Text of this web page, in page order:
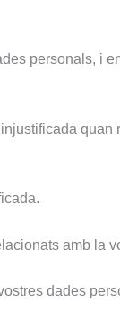
personals, i
amb la
dades